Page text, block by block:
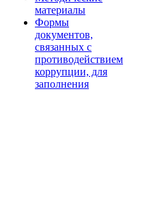
материалы
Формы
документов,
связанных с
противодействием
коррупции, для
заполнения